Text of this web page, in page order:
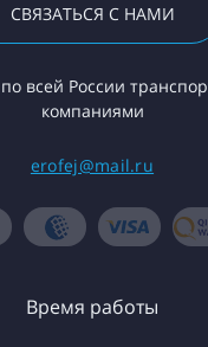
СВЯЗАТЬСЯ С НАМИ
всей России
компаниями
erofej@mail.ru
Время работы